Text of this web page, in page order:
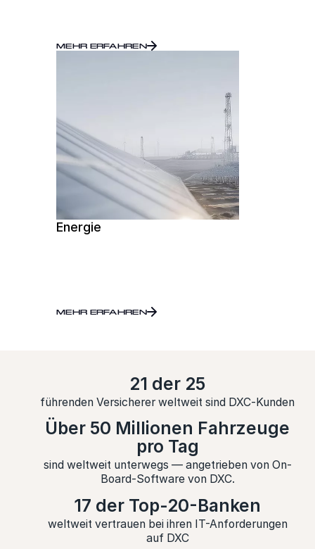
MEHR ERFAHREN
Energie
MEHR ERFAHREN
21 der 25
führenden Versicherer weltweit sind DXC‑Kunden
Über 50 Millionen Fahrzeuge
pro Tag
sind weltweit unterwegs — angetrieben von On-
Board-Software von DXC.
17 der Top-20-Banken
weltweit vertrauen bei ihren IT-Anforderungen
auf DXC